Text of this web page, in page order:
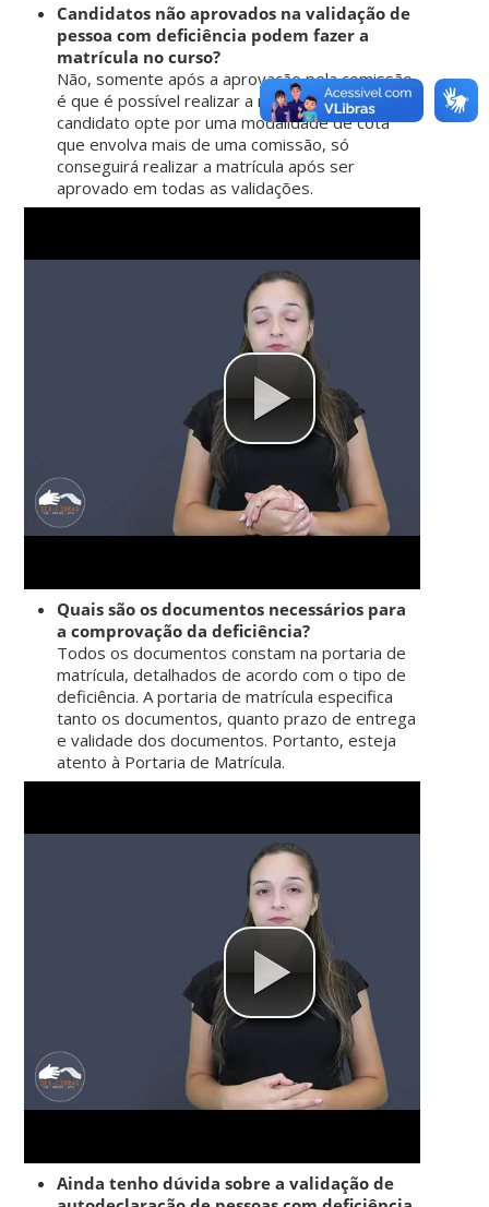
Candidatos não aprovados na validação de
pessoa com deficiência podem fazer a
matrícula no curso?
Não, somente após a aprovação pela comissão
é que é possível realizar a matrícula. Caso o
candidato opte por uma modalidade de cota
que envolva mais de uma comissão, só
conseguirá realizar a matrícula após ser
aprovado em todas as validações.
Quais são os documentos necessários para
a comprovação da deficiência?
Todos os documentos constam na portaria de
matrícula, detalhados de acordo com o tipo de
deficiência. A portaria de matrícula especifica
tanto os documentos, quanto prazo de entrega
e validade dos documentos. Portanto, esteja
atento à Portaria de Matrícula.
Ainda tenho dúvida sobre a validação de